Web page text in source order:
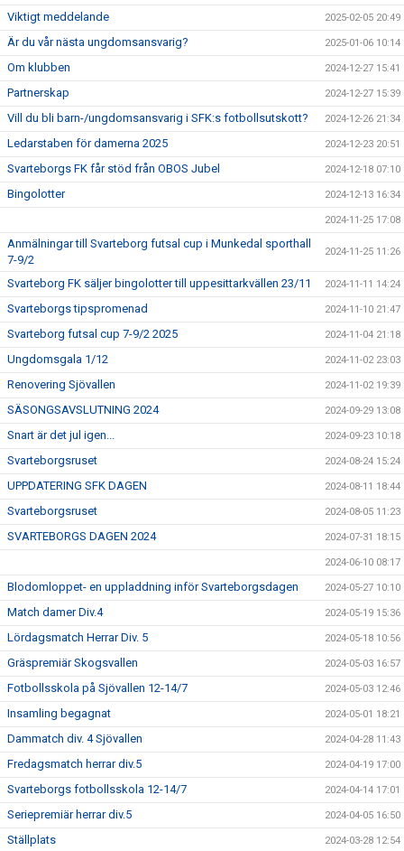
Viktigt meddelande 2025-02-05 20:49
Är du vår nästa ungdomsansvarig? 2025-01-06 10:14
Om klubben 2024-12-27 15:41
Partnerskap 2024-12-27 15:39
Vill du bli barn-/ungdomsansvarig i SFK:s fotbollsutskott? 2024-12-26 21:34
Ledarstaben för damerna 2025 2024-12-23 20:51
Svarteborgs FK får stöd från OBOS Jubel 2024-12-18 07:10
Bingolotter 2024-12-13 16:34
2024-11-25 17:08
Anmälningar till Svarteborg futsal cup i Munkedal sporthall
7-9/2
2024-11-25 11:26
Svarteborg FK säljer bingolotter till uppesittarkvällen 23/11 2024-11-11 14:24
Svarteborgs tipspromenad 2024-11-10 21:47
Svarteborg futsal cup 7-9/2 2025 2024-11-04 21:18
Ungdomsgala 1/12 2024-11-02 23:03
Renovering Sjövallen 2024-11-02 19:39
SÄSONGSAVSLUTNING 2024 2024-09-29 13:08
Snart är det jul igen... 2024-09-23 10:18
Svarteborgsruset 2024-08-24 15:24
UPPDATERING SFK DAGEN 2024-08-11 18:44
Svarteborgsruset 2024-08-05 11:23
SVARTEBORGS DAGEN 2024 2024-07-31 18:15
2024-06-10 08:17
Blodomloppet- en uppladdning inför Svarteborgsdagen 2024-05-27 10:10
Match damer Div.4 2024-05-19 15:36
Lördagsmatch Herrar Div. 5 2024-05-18 10:56
Gräspremiär Skogsvallen 2024-05-03 16:57
Fotbollsskola på Sjövallen 12-14/7 2024-05-03 12:46
Insamling begagnat 2024-05-01 18:21
Dammatch div. 4 Sjövallen 2024-04-28 11:43
Fredagsmatch herrar div.5 2024-04-19 17:00
Svarteborgs fotbollsskola 12-14/7 2024-04-14 17:01
Seriepremiär herrar div.5 2024-04-05 16:50
Ställplats 2024-03-28 12:54